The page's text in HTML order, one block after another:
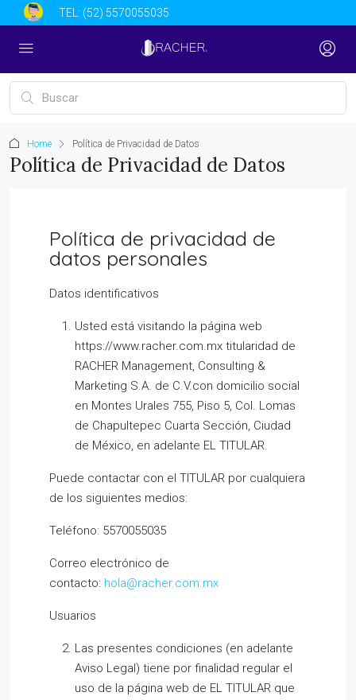
TEL: (52) 5570055035
Home Política de Privacidad de Datos
Política de Privacidad de Datos
Política de privacidad de
datos personales
Datos identificativos
Usted está visitando la página web
https://www.racher.com.mx titularidad de
RACHER Management, Consulting &
Marketing S.A. de C.V.con domicilio social
en Montes Urales 755, Piso 5, Col. Lomas
de Chapultepec Cuarta Sección, Ciudad
de México, en adelante EL TITULAR.
Puede contactar con el TITULAR por cualquiera
de los siguientes medios:
Teléfono: 5570055035
Correo electrónico de
contacto: hola@racher.com.mx
Usuarios
Las presentes condiciones (en adelante
Aviso Legal) tiene por finalidad regular el
uso de la página web de EL TITULAR que